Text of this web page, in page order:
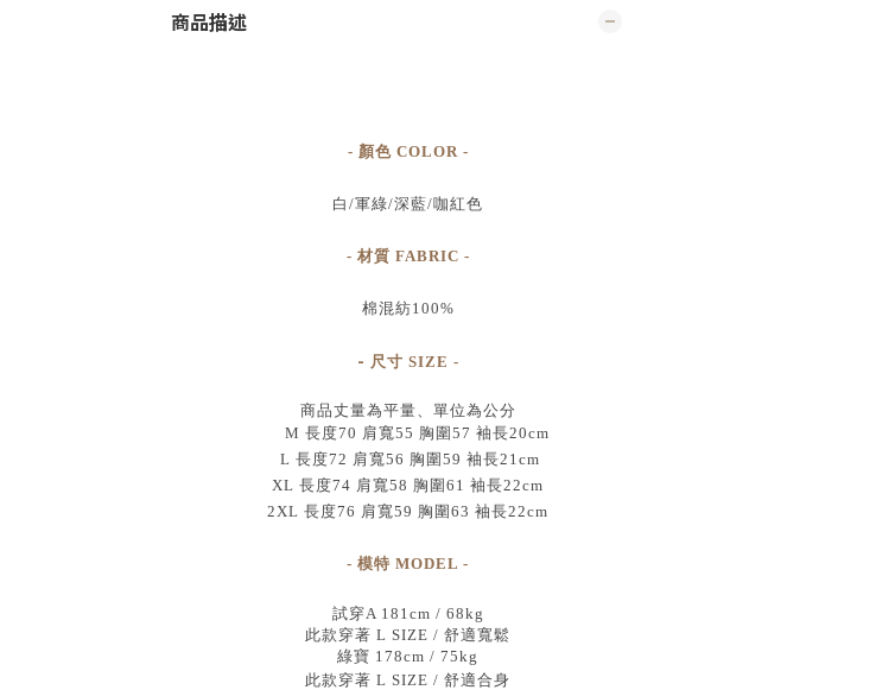
商品描述
- 顏色 COLOR -
白/軍綠/深藍/咖紅色
- 材質 FABRIC -
棉混紡100%
- 尺寸 SIZE -
商品丈量為平量、單位為公分
M 長度70 肩寬55 胸圍57 袖長20cm
L 長度72 肩寬56 胸圍59 袖長21cm
XL 長度74 肩寬58 胸圍61 袖長22cm
2XL 長度76 肩寬59 胸圍63 袖長22cm
- 模特 MODEL -
試穿A 181cm / 68kg
此款穿著 L SIZE / 舒適寬鬆
綠寶 178cm / 75kg
此款穿著 L SIZE / 舒適合身